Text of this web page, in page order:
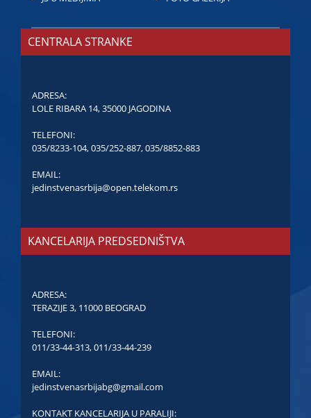
CENTRALA STRANKE
ADRESA:
LOLE RIBARA 14, 35000 JAGODINA
TELEFONI:
035/8233-104,035/252-887,035/8852-883
EMAIL:
jedinstvenasrbija@open.telekom.rs
KANCELARIJA PREDSEDNIŠTVA
ADRESA:
TERAZIJE 3, 11000 BEOGRAD
TELEFONI:
011/33-44-313,011/33-44-239
EMAIL:
jedinstvenasrbijabg@gmail.com
KONTAKT KANCELARIJA U PARALIJI: